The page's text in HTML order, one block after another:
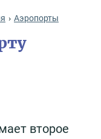
Аэропорты
второе